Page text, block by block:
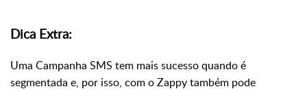
Dica Extra:
Uma Campanha SMS tem mais sucesso quando é
segmentada e, por isso, com o Zappy também pode